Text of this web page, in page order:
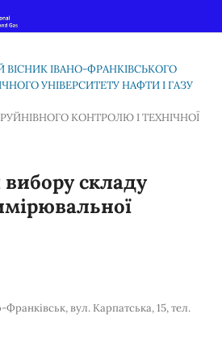
ВІСНИК ІВАНО-ФРАНКІВСЬКОГО
УНІВЕРСИТЕТУ НАФТИ І ГАЗУ
КОНТРОЛЮ І ТЕХНІЧНОЇ
складу
вул. Карпатська, 15, тел.